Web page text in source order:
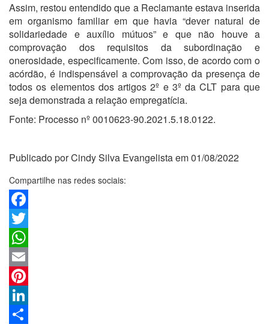
Assim, restou entendido que a Reclamante estava inserida
em organismo familiar em que havia “dever natural de
solidariedade e auxílio mútuos” e que não houve a
comprovação dos requisitos da subordinação e
onerosidade, especificamente. Com isso, de acordo com o
acórdão, é indispensável a comprovação da presença de
todos os elementos dos artigos 2º e 3º da CLT para que
seja demonstrada a relação empregatícia.
Fonte: Processo nº 0010623-90.2021.5.18.0122.
Publicado por Cindy Silva Evangelista em 01/08/2022
Compartilhe nas redes sociais:
Facebook
Twitter
WhatsApp
Email
Pinterest
LinkedIn